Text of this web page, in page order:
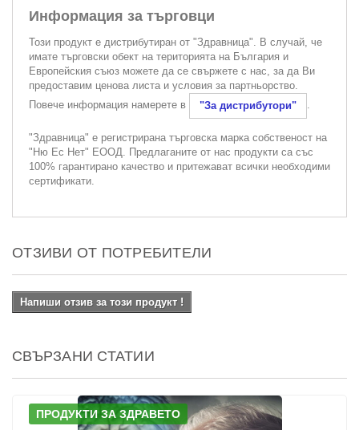
Информация за търговци
Този продукт е дистрибутиран от "Здравница". В случай, че
имате търговски обект на територията на България и
Европейския съюз можете да се свържете с нас, за да Ви
предоставим ценова листа и условия за партньорство.
Повече информация намерете в
"За дистрибутори" .
"Здравница" е регистрирана търговска марка собственост на
"Ню Ес Нет" ЕООД. Предлаганите от нас продукти са със
100% гарантирано качество и притежават всички необходими
сертификати.
ОТЗИВИ ОТ ПОТРЕБИТЕЛИ
Напиши отзив за този продукт !
СВЪРЗАНИ СТАТИИ
ПРОДУКТИ ЗА ЗДРАВЕТО